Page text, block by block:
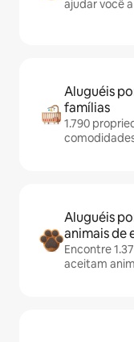
ajudar você
Aluguéis
famílias
1.790
Aluguéis
animais de
Encontre
aceitam